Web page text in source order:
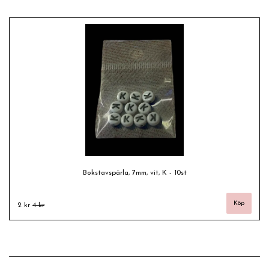
Bokstavspärla, 7mm, vit, K - 10st
2 kr 4 kr